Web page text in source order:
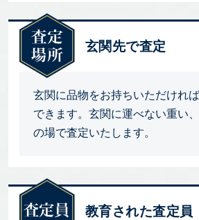
玄関先で査定
玄関に品物をお持ちいただけれ
できます。玄関に運べない重い
の場で査定いたします。
教育された査定員